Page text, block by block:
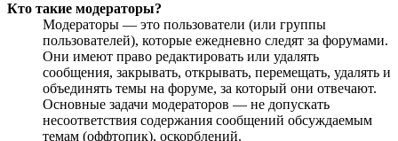
Кто такие модераторы?
Модераторы — это пользователи (или группы
пользователей), которые ежедневно следят за форумами.
Они имеют право редактировать или удалять
сообщения, закрывать, открывать, перемещать, удалять и
объединять темы на форуме, за который они отвечают.
Основные задачи модераторов — не допускать
несоответствия содержания сообщений обсуждаемым
темам (оффтопик), оскорблений.